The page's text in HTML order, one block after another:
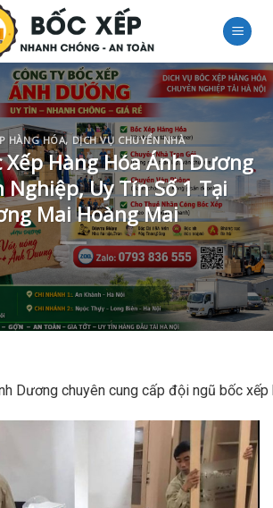
HÀNG HÓA,DỊCH VỤ CHUYỂN NHÀ
Xếp Hàng Hóa Ánh Dương
Nghiệp, Uy Tín Số 1 Tại
Mai Hoàng Mai
Dương chuyên cung cấp đội ngũ bốc